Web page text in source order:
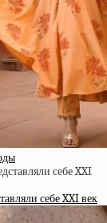
себе XXI век